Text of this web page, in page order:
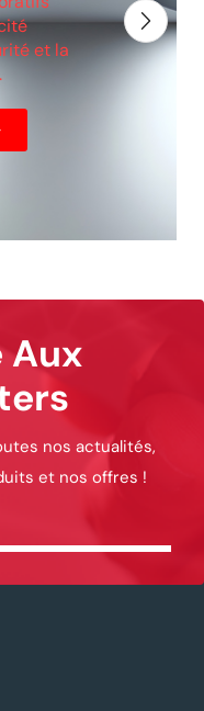
un balisage esthétique
et moderne
Aux
nos actualités,
et nos offres !